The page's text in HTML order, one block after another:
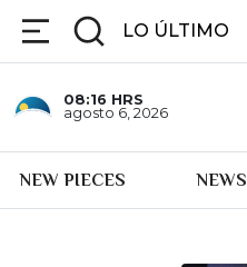
LO ÚLTIMO
08:16 HRS
agosto 6, 2026
NEW PIECES NEWS